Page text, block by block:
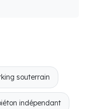
souterrain
indépendant